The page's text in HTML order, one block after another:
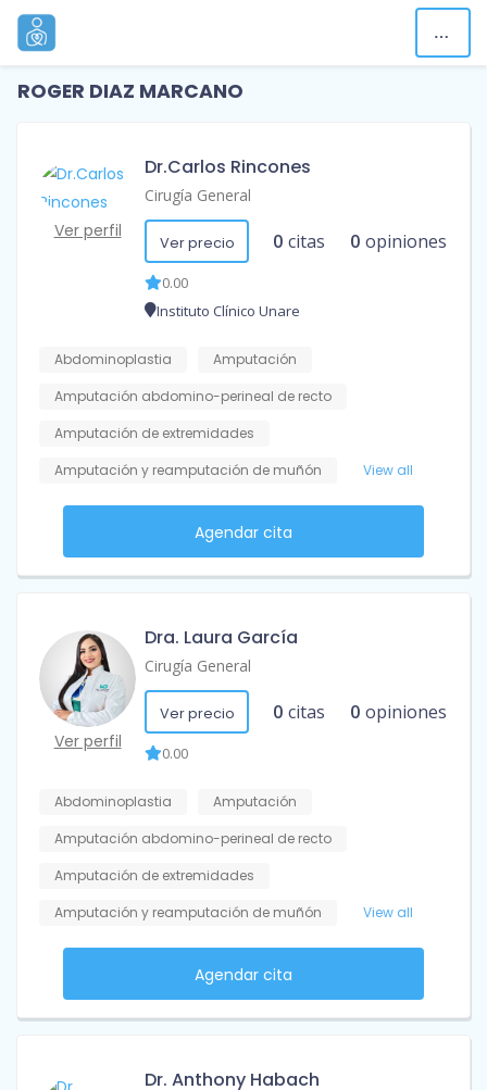
ROGER DIAZ MARCANO
Ver perfil
Dr.Carlos Rincones
Cirugía General
Ver precio 0 citas 0 opiniones
0.00
Instituto Clínico Unare
Abdominoplastia
Amputación
Amputación abdomino-perineal de recto
Amputación de extremidades
Amputación y reamputación de muñón
View all
Agendar cita
Ver perfil
Dra. Laura García
Cirugía General
Ver precio 0 citas 0 opiniones
0.00
Abdominoplastia
Amputación
Amputación abdomino-perineal de recto
Amputación de extremidades
Amputación y reamputación de muñón
View all
Agendar cita
Dr. Anthony Habach